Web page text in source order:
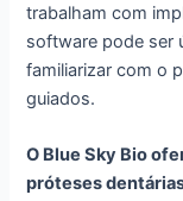
trabalham com
software pode ser
familiarizar com o
guiados.
O Blue Sky Bio
próteses